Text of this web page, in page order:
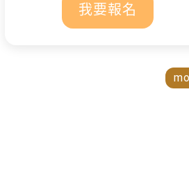
我要報名